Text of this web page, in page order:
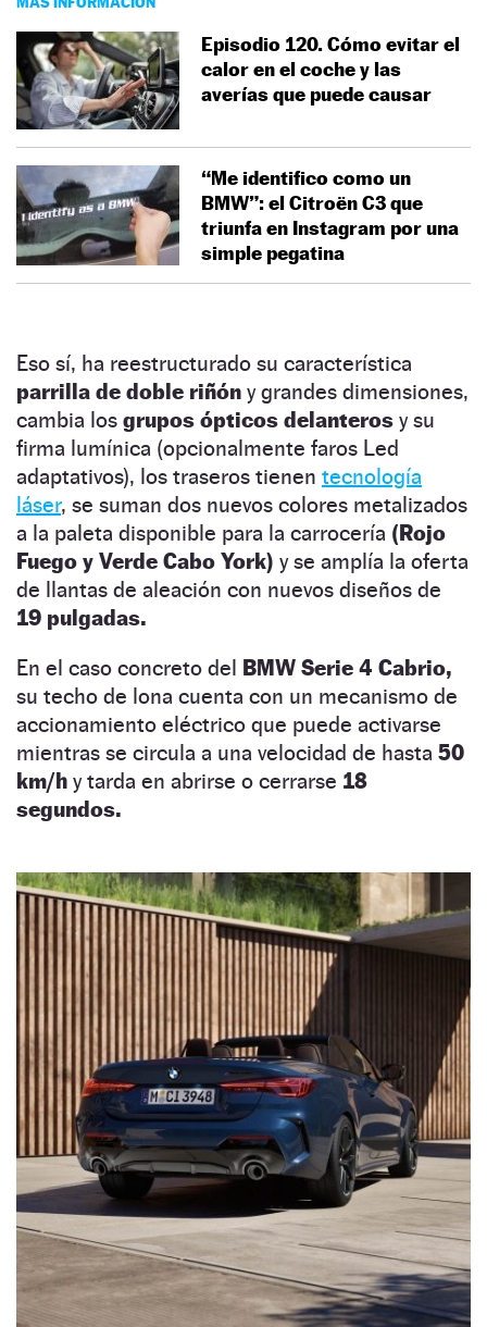
Episodio 120. Cómo evitar el
calor en el coche y las
averías que puede causar
“Me identifico como un
BMW”: el Citroën C3 que
triunfa en Instagram por una
simple pegatina
Eso sí, ha reestructurado su característica
parrilla de doble riñón y grandes dimensiones,
cambia los grupos ópticos delanteros y su
firma lumínica (opcionalmente faros Led
adaptativos), los traseros tienen tecnología
láser, se suman dos nuevos colores metalizados
a la paleta disponible para la carrocería (Rojo
Fuego y Verde Cabo York) y se amplía la oferta
de llantas de aleación con nuevos diseños de
19 pulgadas.
En el caso concreto del BMW Serie 4 Cabrio,
su techo de lona cuenta con un mecanismo de
accionamiento eléctrico que puede activarse
mientras se circula a una velocidad de hasta 50
km/h y tarda en abrirse o cerrarse 18
segundos.